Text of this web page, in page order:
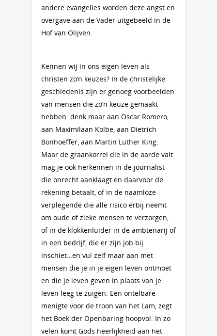
andere evangelies worden deze angst en
overgave aan de Vader uitgebeeld in de
Hof van Olijven.
Kennen wij in ons eigen leven als
christen zo’n keuzes? In de christelijke
geschiedenis zijn er genoeg voorbeelden
van mensen die zo’n keuze gemaakt
hebben: denk maar aan Oscar Romero,
aan Maximilaan Kolbe, aan Dietrich
Bonhoeffer, aan Martin Luther King.
Maar de graankorrel die in de aarde valt
mag je ook herkennen in de journalist
die onrecht aanklaagt en daarvoor de
rekening betaalt, of in de naamloze
verplegende die alle risico erbij neemt
om oude of zieke mensen te verzorgen,
of in de klokkenluider in de ambtenarij of
in een bedrijf, die er zijn job bij
inschiet…en vul zelf maar aan met
mensen die je in je eigen leven ontmoet
en die je leven geven in plaats van je
leven leeg te zuigen. Een ontelbare
menigte voor de troon van het Lam, zegt
het Boek der Openbaring hoopvol. In zo
velen komt Gods heerlijkheid aan het